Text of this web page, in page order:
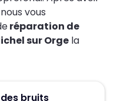
vous
réparation de
sur Orge la
bruits